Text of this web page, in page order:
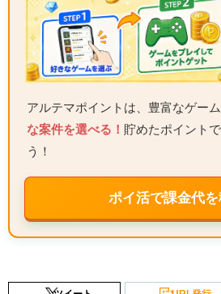
アルテマポイントは、豊富なゲー
な案件を選べる！ 貯めたポイント
う！
ポイ活で課金代を